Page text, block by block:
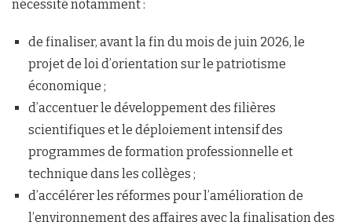
nécessité notamment :
de finaliser, avant la fin du mois de juin 2026, le
projet de loi d’orientation sur le patriotisme
économique ;
d’accentuer le développement des filières
scientifiques et le déploiement intensif des
programmes de formation professionnelle et
technique dans les collèges ;
d’accélérer les réformes pour l’amélioration de
l’environnement des affaires avec la finalisation des